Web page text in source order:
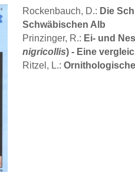
Rockenbauch, D.: Die
Schwäbischen Alb
Prinzinger, R.: Ei- und
nigricollis) - Eine
Ritzel, L.: